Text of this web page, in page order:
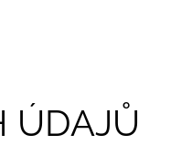
ÚDAJŮ